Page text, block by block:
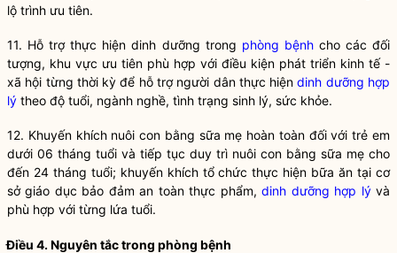
lộ trình ưu tiên.
11. Hỗ trợ thực hiện dinh dưỡng trong phòng bệnhcho các đối
tượng, khu vực ưu tiên phù hợp với điều kiện phát triển kinh tế -
xã hội từng thời kỳ để hỗ trợ người dân thực hiệndinh dưỡng hợp
lý theo độ tuổi, ngành nghề, tình trạng sinh lý, sức khỏe.
12. Khuyến khích nuôi con bằng sữa mẹ hoàn toàn đối với trẻ em
dưới 06 tháng tuổi và tiếp tục duy trì nuôi con bằng sữa mẹ cho
đến 24 tháng tuổi; khuyến khích tổ chức thực hiện bữa ăn tại cơ
sở giáo dục bảo đảm an toàn thực phẩm,dinh dưỡng hợp lývà
phù hợp với từng lứa tuổi.
Điều 4. Nguyên tắc trong phòng bệnh